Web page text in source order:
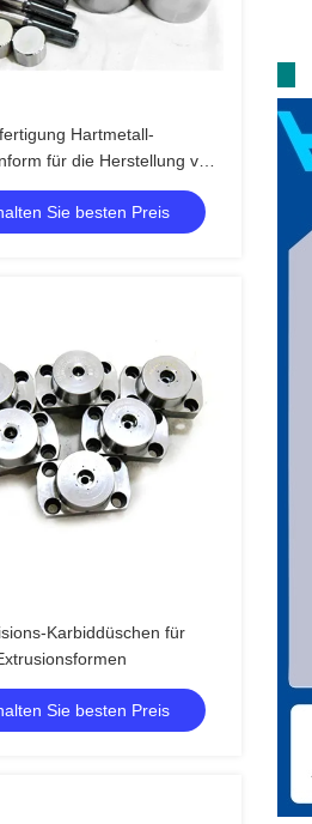
Hartmetall-
für die Herstellung von
Sie besten Preis
Karbiddüschen für
Sie besten Preis